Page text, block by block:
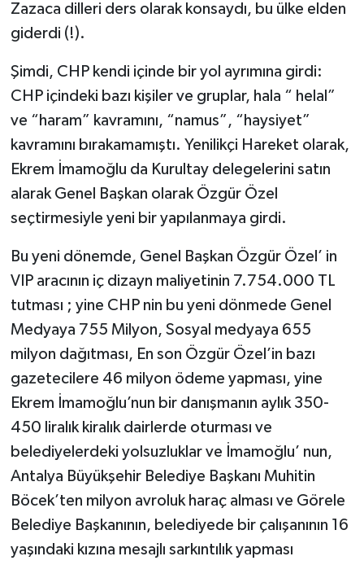
Zazaca dilleri ders olarak konsaydı, bu ülke elden
giderdi (!).
Şimdi, CHP kendi içinde bir yol ayrımına girdi:
CHP içindeki bazı kişiler ve gruplar, hala “ helal”
ve “haram” kavramını, “namus”, “haysiyet”
kavramını bırakamamıştı. Yenilikçi Hareket olarak,
Ekrem İmamoğlu da Kurultay delegelerini satın
alarak Genel Başkan olarak Özgür Özel
seçtirmesiyle yeni bir yapılanmaya girdi.
Bu yeni dönemde, Genel Başkan Özgür Özel’ in
VIP aracının iç dizayn maliyetinin 7.754.000 TL
tutması ; yine CHP nin bu yeni dönmede Genel
Medyaya 755 Milyon, Sosyal medyaya 655
milyon dağıtması, En son Özgür Özel’in bazı
gazetecilere 46 milyon ödeme yapması, yine
Ekrem İmamoğlu’nun bir danışmanın aylık 350-
450 liralık kiralık dairlerde oturması ve
belediyelerdeki yolsuzluklar ve İmamoğlu’ nun,
Antalya Büyükşehir Belediye Başkanı Muhitin
Böcek’ten milyon avroluk haraç alması ve Görele
Belediye Başkanının, belediyede bir çalışanının 16
yaşındaki kızına mesajlı sarkıntılık yapması